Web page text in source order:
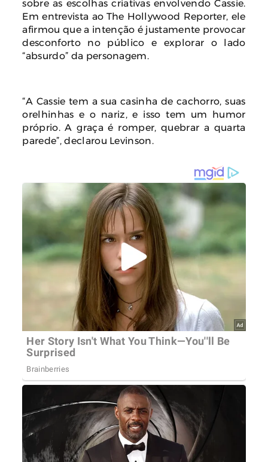
sobre as escolhas criativas envolvendo Cassie.
Em entrevista ao The Hollywood Reporter, ele
afirmou que a intenção é justamente provocar
desconforto no público e explorar o lado
“absurdo” da personagem.
“A Cassie tem a sua casinha de cachorro, suas
orelhinhas e o nariz, e isso tem um humor
próprio. A graça é romper, quebrar a quarta
parede”, declarou Levinson.